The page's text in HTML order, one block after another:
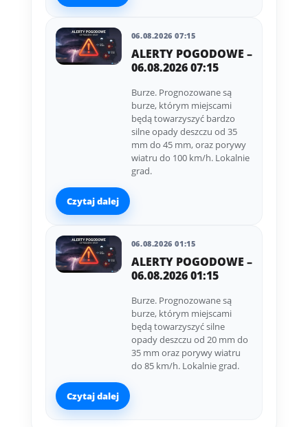
06.08.2026 07:15
ALERTY POGODOWE –
06.08.2026 07:15
Burze. Prognozowane są
burze, którym miejscami
będą towarzyszyć bardzo
silne opady deszczu od 35
mm do 45 mm, oraz porywy
wiatru do 100 km/h. Lokalnie
grad.
Czytaj dalej
06.08.2026 01:15
ALERTY POGODOWE –
06.08.2026 01:15
Burze. Prognozowane są
burze, którym miejscami
będą towarzyszyć silne
opady deszczu od 20 mm do
35 mm oraz porywy wiatru
do 85 km/h. Lokalnie grad.
Czytaj dalej